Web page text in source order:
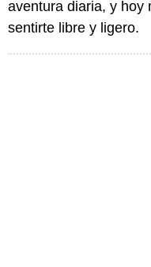
aventura diaria, y hoy
sentirte libre y ligero.